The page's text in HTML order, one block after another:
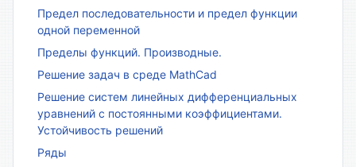
Предел последовательности и предел функции
одной переменной
Пределы функций. Производные.
Решение задач в среде MathCad
Решение систем линейных дифференциальных
уравнений с постоянными коэффициентами.
Устойчивость решений
Ряды